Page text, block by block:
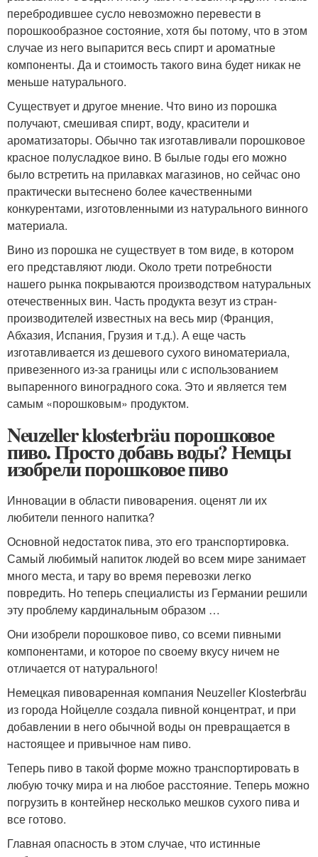
перебродившее сусло невозможно перевести в
порошкообразное состояние, хотя бы потому, что в этом
случае из него выпарится весь спирт и ароматные
компоненты. Да и стоимость такого вина будет никак не
меньше натурального.
Существует и другое мнение. Что вино из порошка
получают, смешивая спирт, воду, красители и
ароматизаторы. Обычно так изготавливали порошковое
красное полусладкое вино. В былые годы его можно
было встретить на прилавках магазинов, но сейчас оно
практически вытеснено более качественными
конкурентами, изготовленными из натурального винного
материала.
Вино из порошка не существует в том виде, в котором
его представляют люди. Около трети потребности
нашего рынка покрываются производством натуральных
отечественных вин. Часть продукта везут из стран-
производителей известных на весь мир (Франция,
Абхазия, Испания, Грузия и т.д.). А еще часть
изготавливается из дешевого сухого виноматериала,
привезенного из-за границы или с использованием
выпаренного виноградного сока. Это и является тем
самым «порошковым» продуктом.
Neuzeller klosterbräu порошковое
пиво. Просто добавь воды? Немцы
изобрели порошковое пиво
Инновации в области пивоварения. оценят ли их
любители пенного напитка?
Основной недостаток пива, это его транспортировка.
Самый любимый напиток людей во всем мире занимает
много места, и тару во время перевозки легко
повредить. Но теперь специалисты из Германии решили
эту проблему кардинальным образом …
Они изобрели порошковое пиво, со всеми пивными
компонентами, и которое по своему вкусу ничем не
отличается от натурального!
Немецкая пивоваренная компания Neuzeller Klosterbräu
из города Нойцелле создала пивной концентрат, и при
добавлении в него обычной воды он превращается в
настоящее и привычное нам пиво.
Теперь пиво в такой форме можно транспортировать в
любую точку мира и на любое расстояние. Теперь можно
погрузить в контейнер несколько мешков сухого пива и
все готово.
Главная опасность в этом случае, что истинные